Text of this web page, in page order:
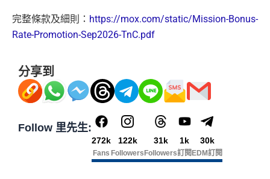
完整條款及細則： https://mox.com/static/Mission-Bonus-
Rate-Promotion-Sep2026-TnC.pdf
分享到
Follow 里先生:
272k
Fans
122k
Followers
31k
Followers
1k
訂閱
30k
EDM訂閱